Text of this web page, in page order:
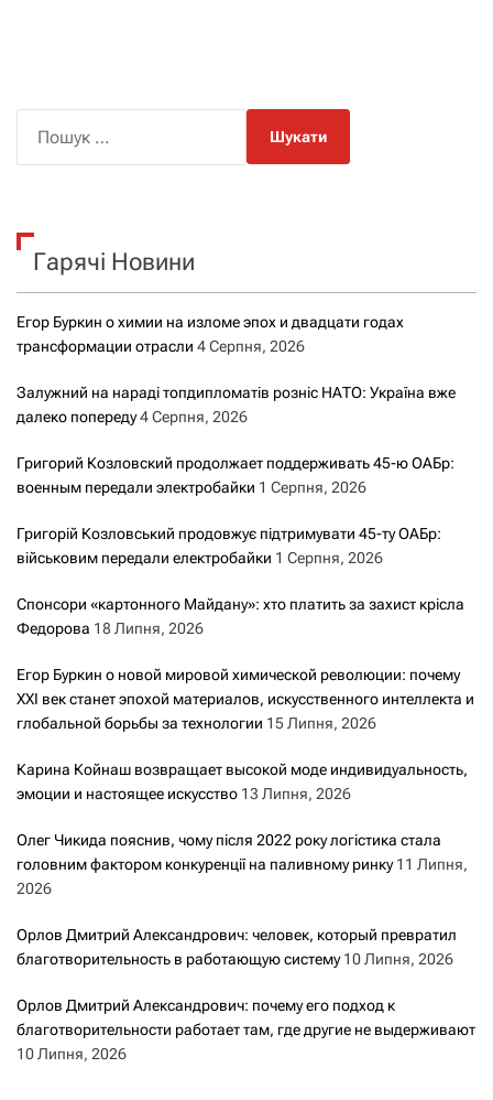
к
Гарячі Новини
Егор Буркин о химии на изломе эпох и двадцати годах
трансформации отрасли 4 Серпня, 2026
Залужний на нараді топдипломатів розніс НАТО: Україна вже
далеко попереду4 Серпня, 2026
Григорий Козловский продолжает поддерживать 45-ю ОАБр:
военным передали электробайки 1 Серпня, 2026
Григорій Козловський продовжує підтримувати 45-ту ОАБр:
військовим передали електробайки 1 Серпня, 2026
Спонсори «картонного Майдану»: хто платить за захист крісла
Федорова 18 Липня, 2026
Егор Буркин о новой мировой химической революции: почему
XXI век станет эпохой материалов, искусственного интеллекта и
глобальной борьбы за технологии 15 Липня, 2026
Карина Койнаш возвращает высокой моде индивидуальность,
эмоции и настоящее искусство 13 Липня, 2026
Олег Чикида пояснив, чому після 2022 року логістика стала
головним фактором конкуренції на паливному ринку 11 Липня,
2026
Орлов Дмитрий Александрович: человек, который превратил
благотворительность в работающую систему 10 Липня, 2026
Орлов Дмитрий Александрович: почему его подход к
благотворительности работает там, где другие не выдерживают
10 Липня, 2026